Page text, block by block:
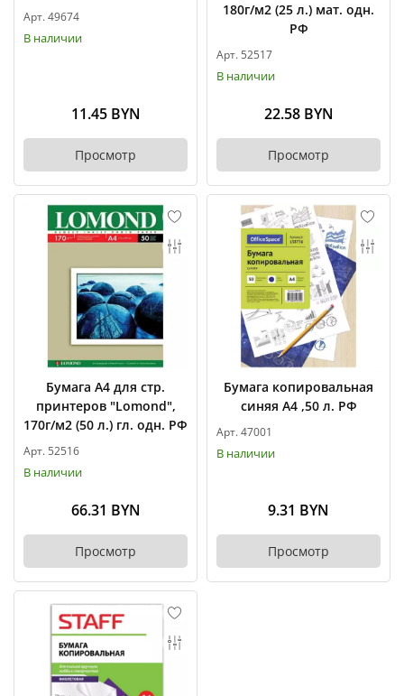
Арт. 49674
В наличии
11.45 BYN
Просмотр
180г/м2 (25 л.) мат. одн.
РФ
Арт. 52517
В наличии
22.58 BYN
Просмотр
Бумага А4 для стр.
принтеров "Lomond",
170г/м2 (50 л.) гл. одн. РФ
Арт. 52516
В наличии
66.31 BYN
Просмотр
Бумага копировальная
синяя А4 ,50 л. РФ
Арт. 47001
В наличии
9.31 BYN
Просмотр